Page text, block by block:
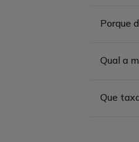
Porque
Qual a
Que